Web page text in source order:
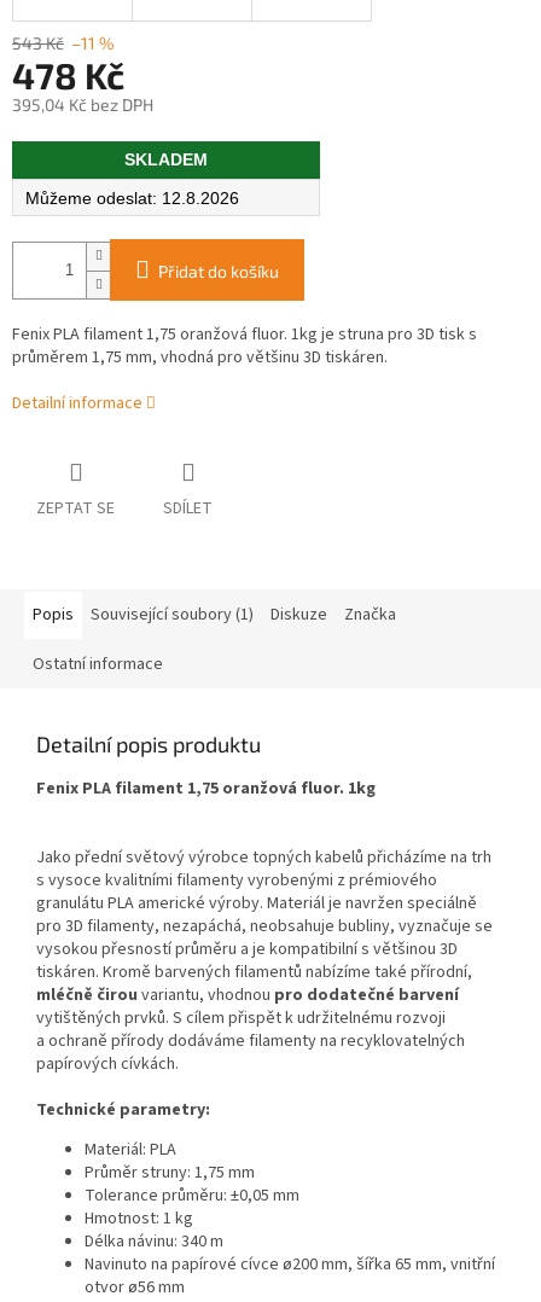
543 Kč –11 %
478 Kč
395,04 Kč bez DPH
Měrná
SKLADEM
12.8.2026
Přidat do košíku
Fenix PLA filament 1,75 oranžová fluor. 1kg je struna pro 3D tisk s
průměrem 1,75 mm, vhodná pro většinu 3D tiskáren.
Detailní informace
ZEPTAT SE SDÍLET
Popis Související soubory (1) Diskuze Značka
Ostatní informace
Detailní popis produktu
Fenix PLA filament 1,75 oranžová fluor. 1kg
Jako přední světový výrobce topných kabelů přicházíme na trh
s vysoce kvalitními filamenty vyrobenými z prémiového
granulátu PLA americké výroby. Materiál je navržen speciálně
pro 3D filamenty, nezapáchá, neobsahuje bubliny, vyznačuje se
vysokou přesností průměru a je kompatibilní s většinou 3D
tiskáren. Kromě barvených filamentů nabízíme také přírodní,
mléčně čirou variantu, vhodnou pro dodatečné barvení
vytištěných prvků. S cílem přispět k udržitelnému rozvoji
a ochraně přírody dodáváme filamenty na recyklovatelných
papírových cívkách.
Technické parametry:
Materiál: PLA
Průměr struny: 1,75 mm
Tolerance průměru: ±0,05 mm
Hmotnost: 1 kg
Délka návinu: 340 m
Navinuto na papírové cívce ø200 mm, šířka 65 mm, vnitřní
otvor ø56 mm